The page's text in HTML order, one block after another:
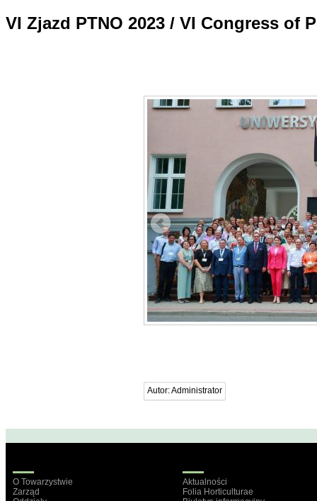
VI Zjazd PTNO 2023 / VI Congress of
Autor:Administrator
O Towarzystwie
Zarząd
Aktualności
Folia Horticulturae